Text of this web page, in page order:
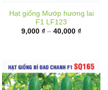
Hạt giống Mướp hương lai
F1 LF123
9,000 ₫ – 40,000 ₫Khoảng
40,000 ₫